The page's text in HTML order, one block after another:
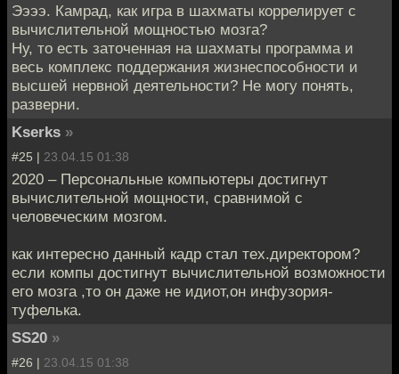
Ээээ. Камрад, как игра в шахматы коррелирует с
вычислительной мощностью мозга?
Ну, то есть заточенная на шахматы программа и
весь комплекс поддержания жизнеспособности и
высшей нервной деятельности? Не могу понять,
разверни.
Kserks »
#25 | 23.04.15 01:38
2020 – Персональные компьютеры достигнут
вычислительной мощности, сравнимой с
человеческим мозгом.
как интересно данный кадр стал тех.директором?
если компы достигнут вычислительной возможности
его мозга ,то он даже не идиот,он инфузория-
туфелька.
SS20 »
#26 | 23.04.15 01:38